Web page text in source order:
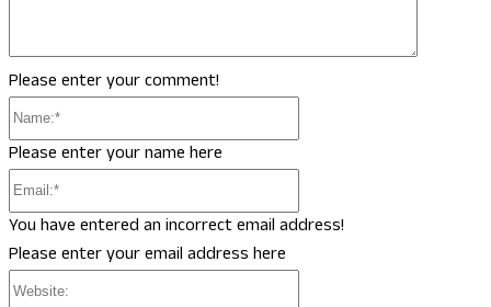
Please enter your comment!
Please enter your name here
You have entered an incorrect email address!
Please enter your email address here